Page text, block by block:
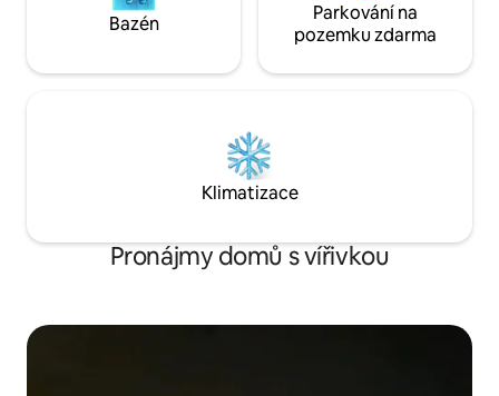
Bazén
Parkování na
pozemku zdarma
Klimatizace
Pronájmy domů s vířivkou